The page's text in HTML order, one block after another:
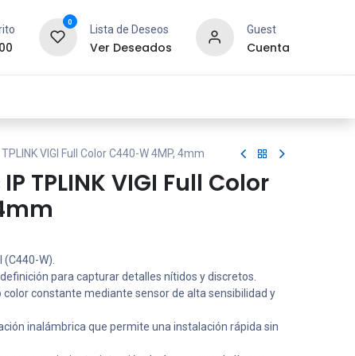
0
Lista de Deseos
Ver Deseados
Guest
Cuenta
VIGI Full Color C440-W 4MP, 4mm
TPLINK VIGI Full Color
(C440-W).
para capturar detalles nítidos y discretos.
color constante mediante sensor de alta sensibilidad y
inalámbrica que permite una instalación rápida sin